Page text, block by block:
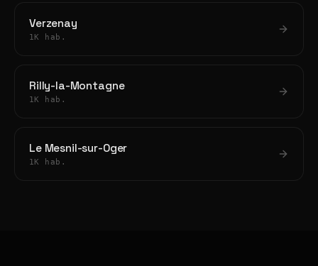
Verzenay
1K hab.
Rilly-la-Montagne
1K hab.
Le Mesnil-sur-Oger
1K hab.